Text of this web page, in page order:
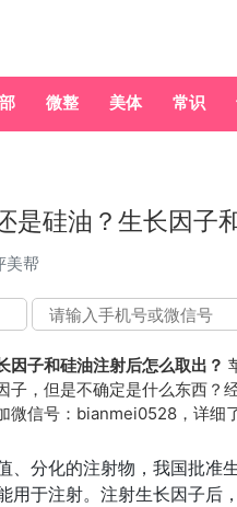
微整 美体 常识
是硅油？生长因子
美帮
因子和硅油注射后怎么取出？
子，但是不确定是什么东西？
信号：bianmei0528，详细
、分化的注射物，我国批准
用于注射。注射生长因子后